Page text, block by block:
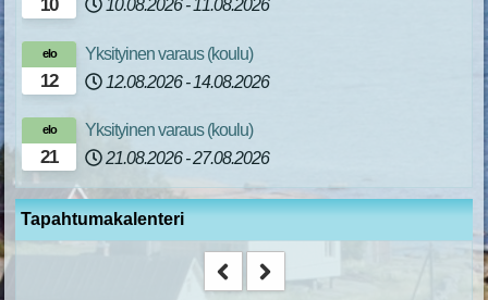
10
10.08.2026 - 11.08.2026
12
elo
Yksityinen varaus (koulu)
12.08.2026 - 14.08.2026
21
elo
Yksityinen varaus (koulu)
21.08.2026 - 27.08.2026
Tapahtumakalenteri